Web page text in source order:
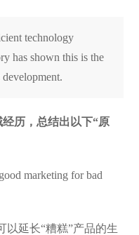
technology
has shown this is the
历，总结出以下“原
marketing for bad
以延长“糟糕”产品的生